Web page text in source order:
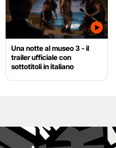
Una notte al museo 3 - il
trailer ufficiale con
sottotitoli in italiano